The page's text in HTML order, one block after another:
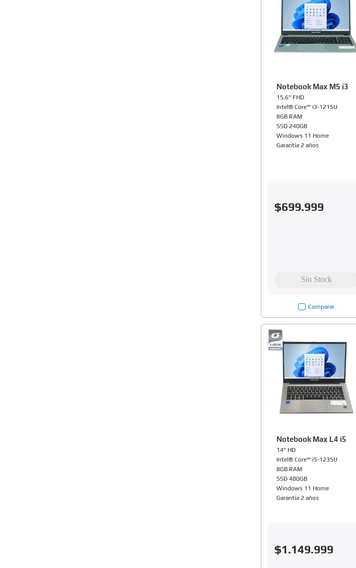
Notebook Max M5 i3
15,6" FHD
Intel® Core™ i3-1215U
8GB RAM
SSD 240GB
Windows 11 Home
Garantía 2 años
$699.999
Comparar
Notebook Max L4 i5
14" HD
Intel® Core™ i5-1235U
8GB RAM
SSD 480GB
Windows 11 Home
Garantía 2 años
$1.149.999